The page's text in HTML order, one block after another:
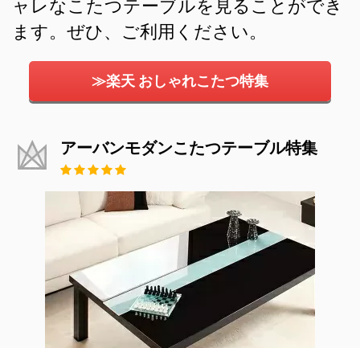
ャレなこたつテーブルを見ることができ
ます。ぜひ、ご利用ください。
≫楽天 おしゃれこたつ特集
アーバンモダンこたつテーブル特集